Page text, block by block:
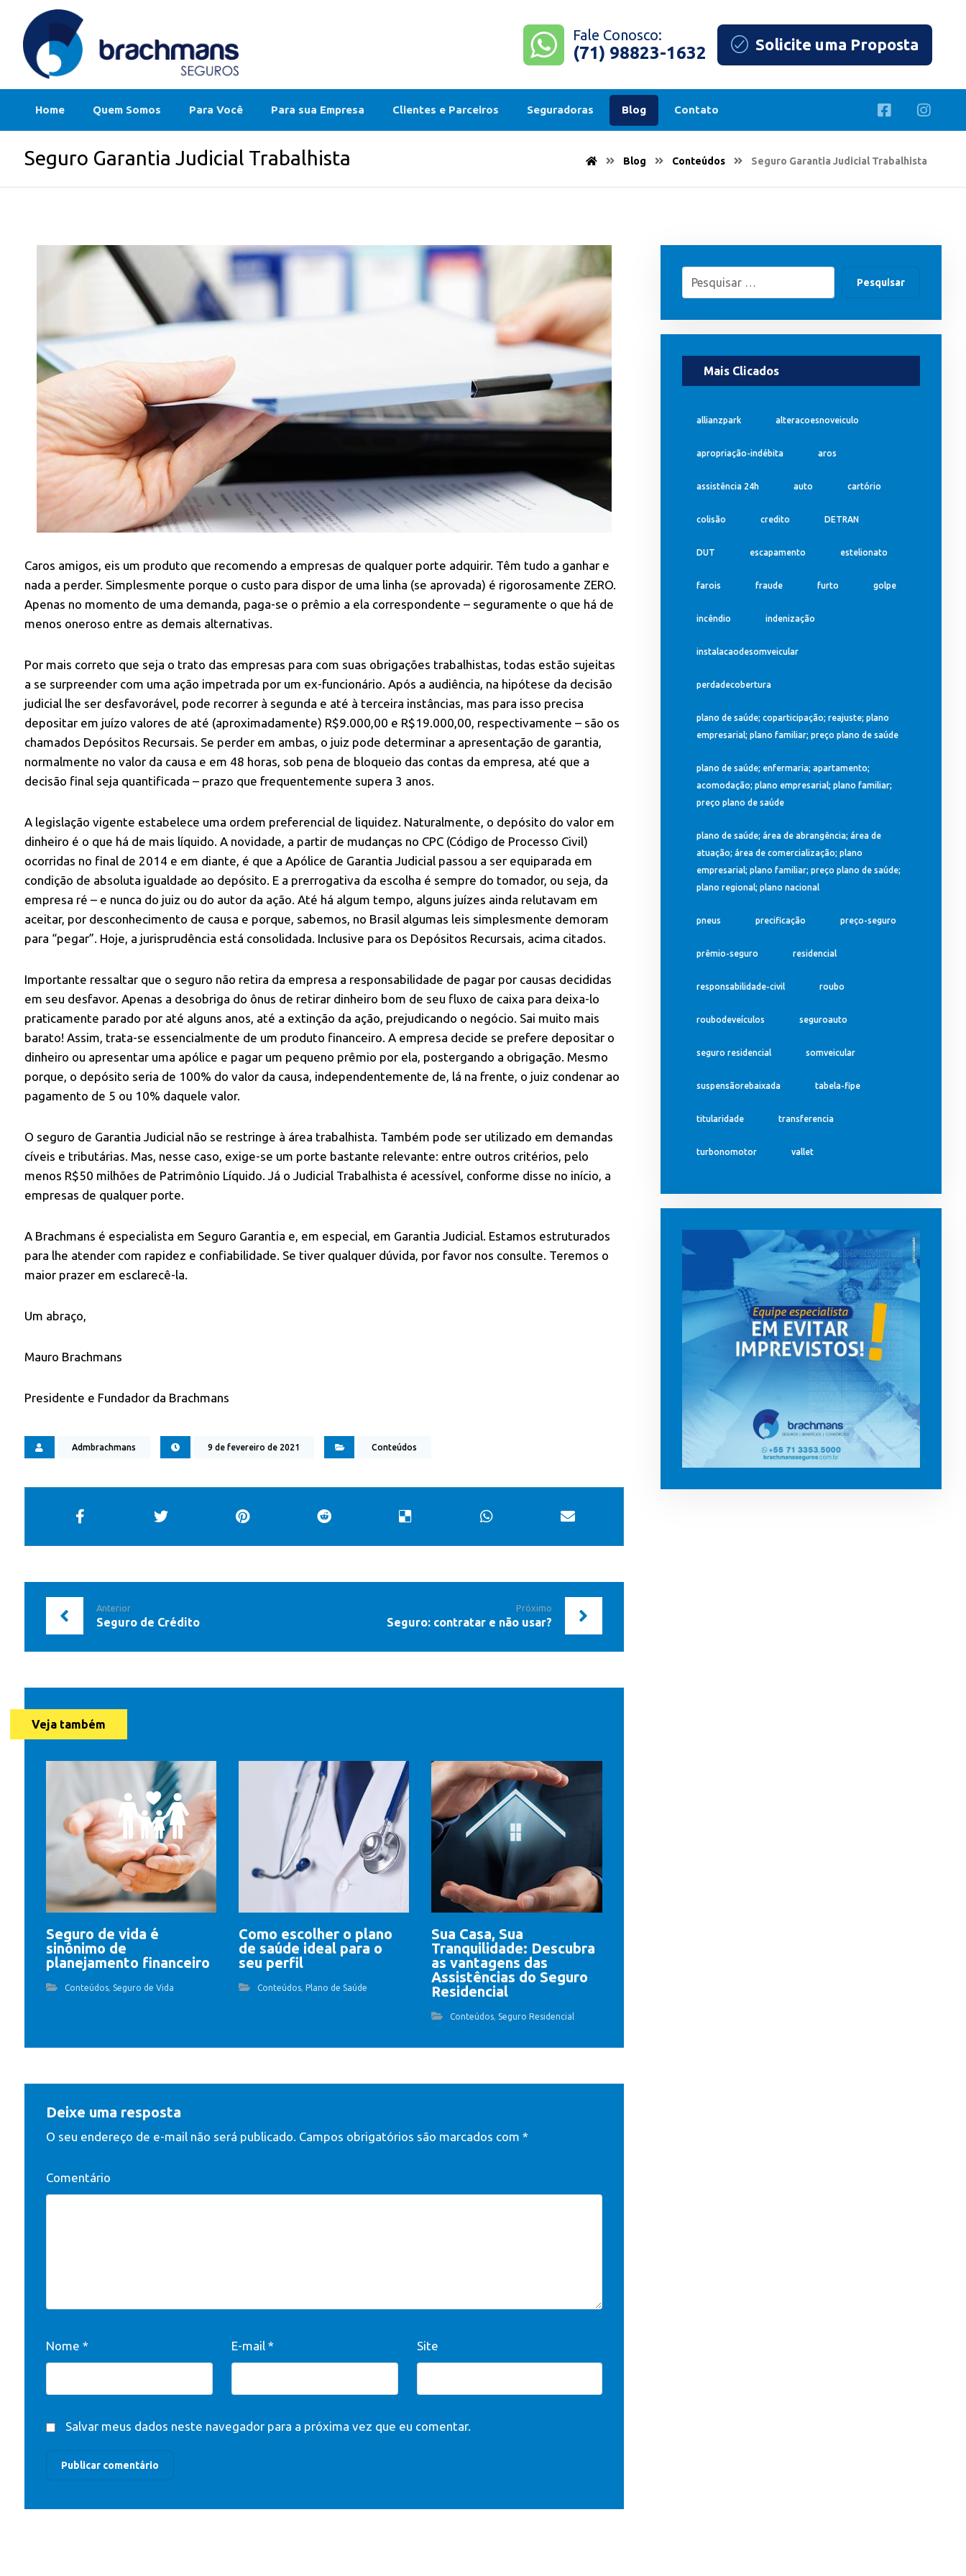
Solicite uma Proposta
Fale Conosco:
(71) 98823-1632
Home Quem Somos Para Você Para sua Empresa Clientes e Parceiros Seguradoras Blog Contato
Seguro Garantia Judicial Trabalhista Blog Conteúdos Seguro Garantia Judicial Trabalhista
Caros amigos, eis um produto que recomendo a empresas de qualquer porte adquirir. Têm tudo a ganhar e
nada a perder. Simplesmente porque o custo para dispor de uma linha (se aprovada) é rigorosamente ZERO.
Apenas no momento de uma demanda, paga-se o prêmio a ela correspondente – seguramente o que há de
menos oneroso entre as demais alternativas.
Por mais correto que seja o trato das empresas para com suas obrigações trabalhistas, todas estão sujeitas
a se surpreender com uma ação impetrada por um ex-funcionário. Após a audiência, na hipótese da decisão
judicial lhe ser desfavorável, pode recorrer à segunda e até à terceira instâncias, mas para isso precisa
depositar em juízo valores de até (aproximadamente) R$9.000,00 e R$19.000,00, respectivamente – são os
chamados Depósitos Recursais. Se perder em ambas, o juiz pode determinar a apresentação de garantia,
normalmente no valor da causa e em 48 horas, sob pena de bloqueio das contas da empresa, até que a
decisão final seja quantificada – prazo que frequentemente supera 3 anos.
A legislação vigente estabelece uma ordem preferencial de liquidez. Naturalmente, o depósito do valor em
dinheiro é o que há de mais líquido. A novidade, a partir de mudanças no CPC (Código de Processo Civil)
ocorridas no final de 2014 e em diante, é que a Apólice de Garantia Judicial passou a ser equiparada em
condição de absoluta igualdade ao depósito. E a prerrogativa da escolha é sempre do tomador, ou seja, da
empresa ré – e nunca do juiz ou do autor da ação. Até há algum tempo, alguns juízes ainda relutavam em
aceitar, por desconhecimento de causa e porque, sabemos, no Brasil algumas leis simplesmente demoram
para “pegar”. Hoje, a jurisprudência está consolidada. Inclusive para os Depósitos Recursais, acima citados.
Importante ressaltar que o seguro não retira da empresa a responsabilidade de pagar por causas decididas
em seu desfavor. Apenas a desobriga do ônus de retirar dinheiro bom de seu fluxo de caixa para deixa-lo
praticamente parado por até alguns anos, até a extinção da ação, prejudicando o negócio. Sai muito mais
barato! Assim, trata-se essencialmente de um produto financeiro. A empresa decide se prefere depositar o
dinheiro ou apresentar uma apólice e pagar um pequeno prêmio por ela, postergando a obrigação. Mesmo
porque, o depósito seria de 100% do valor da causa, independentemente de, lá na frente, o juiz condenar ao
pagamento de 5 ou 10% daquele valor.
O seguro de Garantia Judicial não se restringe à área trabalhista. Também pode ser utilizado em demandas
cíveis e tributárias. Mas, nesse caso, exige-se um porte bastante relevante: entre outros critérios, pelo
menos R$50 milhões de Patrimônio Líquido. Já o Judicial Trabalhista é acessível, conforme disse no início, a
empresas de qualquer porte.
A Brachmans é especialista em Seguro Garantia e, em especial, em Garantia Judicial. Estamos estruturados
para lhe atender com rapidez e confiabilidade. Se tiver qualquer dúvida, por favor nos consulte. Teremos o
maior prazer em esclarecê-la.
Um abraço,
Mauro Brachmans
Presidente e Fundador da Brachmans
Admbrachmans 9 de fevereiro de 2021 Conteúdos
Anterior
Seguro de Crédito
Próximo
Seguro: contratar e não usar?
Veja também
Seguro de vida é
sinônimo de
planejamento financeiro
Conteúdos, Seguro de Vida
Como escolher o plano
de saúde ideal para o
seu perfil
Conteúdos, Plano de Saúde
Sua Casa, Sua
Tranquilidade: Descubra
as vantagens das
Assistências do Seguro
Residencial
Conteúdos,Seguro Residencial
Deixe uma resposta
O seu endereço de e-mail não será publicado. Campos obrigatórios são marcados com *
Comentário
Nome * E-mail * Site
Salvar meus dados neste navegador para a próxima vez que eu comentar.
Publicar comentário
Pesquisar
Mais Clicados
allianzpark alteracoesnoveiculo
apropriação-indébita aros
assistência 24h auto cartório
colisão credito DETRAN
DUT escapamento estelionato
farois fraude furto golpe
incêndio indenização
instalacaodesomveicular
perdadecobertura
plano de saúde; coparticipação; reajuste; plano
empresarial; plano familiar; preço plano de saúde
plano de saúde; enfermaria; apartamento;
acomodação; plano empresarial; plano familiar;
preço plano de saúde
plano de saúde; área de abrangência; área de
atuação; área de comercialização; plano
empresarial; plano familiar; preço plano de saúde;
plano regional; plano nacional
pneus precificação preço-seguro
prêmio-seguro residencial
responsabilidade-civil roubo
roubodeveículos seguroauto
seguro residencial somveicular
suspensãorebaixada tabela-fipe
titularidade transferencia
turbonomotor vallet